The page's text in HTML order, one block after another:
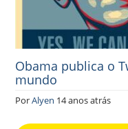
Obama publica o
mundo
PorAlyen 14 anos atrás